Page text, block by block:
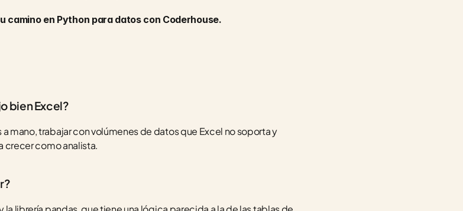
camino en Python para datos con Coderhouse.
bien Excel?
mano, trabajar con volúmenes de datos que Excel no soporta y
crecer como analista.